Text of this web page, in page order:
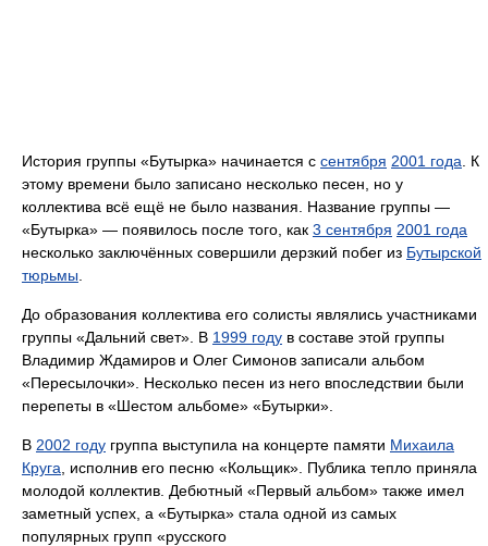
История группы «Бутырка» начинается с сентября 2001 года . К
этому времени было записано несколько песен, но у
коллектива всё ещё не было названия. Название группы —
«Бутырка» — появилось после того, как 3 сентября 2001 года
несколько заключённых совершили дерзкий побег из Бутырской
тюрьмы
До образования коллектива его солисты являлись участниками
группы «Дальний свет». В 1999 году в составе этой группы
Владимир Ждамиров и Олег Симонов записали альбом
«Пересылочки». Несколько песен из него впоследствии были
перепеты в «Шестом альбоме» «Бутырки».
В 2002 году группа выступила на концерте памяти Михаила
Круга , исполнив его песню «Кольщик». Публика тепло приняла
молодой коллектив. Дебютный «Первый альбом» также имел
заметный успех, а «Бутырка» стала одной из самых
популярных групп «русского